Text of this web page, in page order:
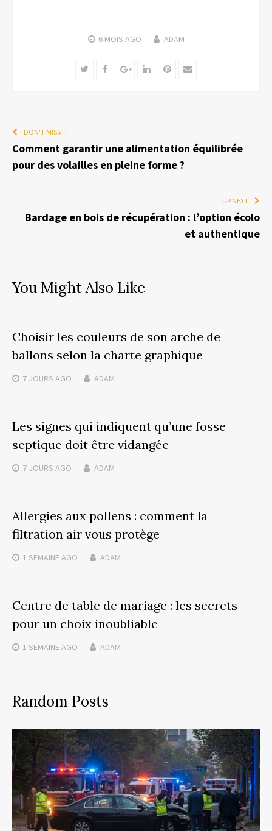
6 MOIS AGO ADAM
TwitterFacebookGoogle+LinkedInPinterest
Email
DON'T MISS IT
Comment garantir une alimentation équilibrée
pour des volailles en pleine forme ?
UP NEXT
Bardage en bois de récupération : l’option écolo
et authentique
You Might Also Like
Choisir les couleurs de son arche de
ballons selon la charte graphique
7 JOURS AGO ADAM
Les signes qui indiquent qu’une fosse
septique doit être vidangée
7 JOURS AGO ADAM
Allergies aux pollens : comment la
filtration air vous protège
1 SEMAINE AGO ADAM
Centre de table de mariage : les secrets
pour un choix inoubliable
1 SEMAINE AGO ADAM
Random Posts